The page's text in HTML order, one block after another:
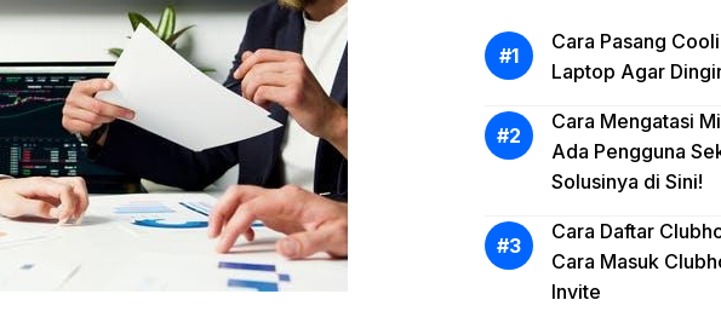
Cara Pasang
Laptop Agar
Cara Mengatasi
Ada Pengguna
Solusinya di Sini!
Cara Daftar
Cara Masuk
Invite